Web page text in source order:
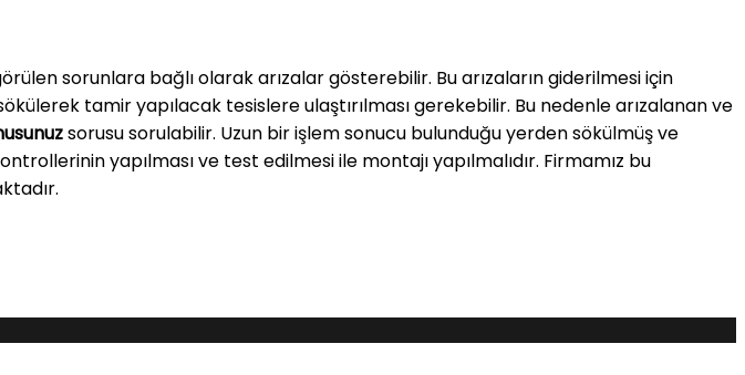
sorunlara bağlı olarak arızalar gösterebilir. Bu arızaların giderilmesi için
tamir yapılacak tesislere ulaştırılması gerekebilir. Bu nedenle arızalanan ve
sorusu sorulabilir. Uzun bir işlem sonucu bulunduğu yerden sökülmüş ve
yapılması ve test edilmesi ile montajı yapılmalıdır. Firmamız bu